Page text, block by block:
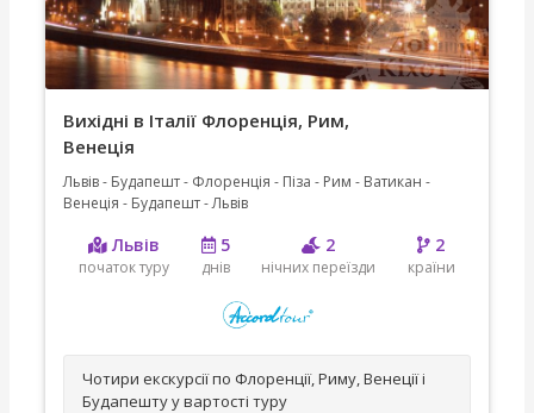
Вихідні в Італії Флоренція, Рим,
Венеція
Львів - Будапешт - Флоренція - Піза - Рим - Ватикан -
Венеція - Будапешт - Львів
Львів
початок туру
5
днів
2
нічних переїзди
2
країни
Чотири екскурсії по Флоренції, Риму, Венеції і
Будапешту у вартості туру